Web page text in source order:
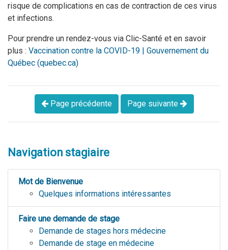
risque de complications en cas de contraction de ces virus
et infections.
Pour prendre un rendez-vous via Clic-Santé et en savoir
plus : Vaccination contre la COVID-19 | Gouvernement du
Québec (quebec.ca)
Page précédente Page suivante
Navigation stagiaire
Mot de Bienvenue
Quelques informations intéressantes
Faire une demande de stage
Demande de stages hors médecine
Demande de stage en médecine